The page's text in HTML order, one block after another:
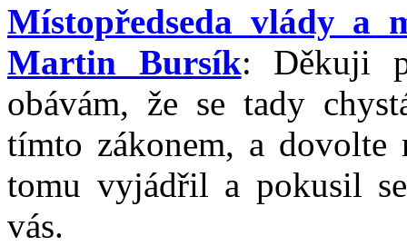
Místopředseda vlády a
Martin Bursík: Děkuji
obávám, že se tady
tímto zákonem, a
tomu vyjádřil a pokusil
vás.